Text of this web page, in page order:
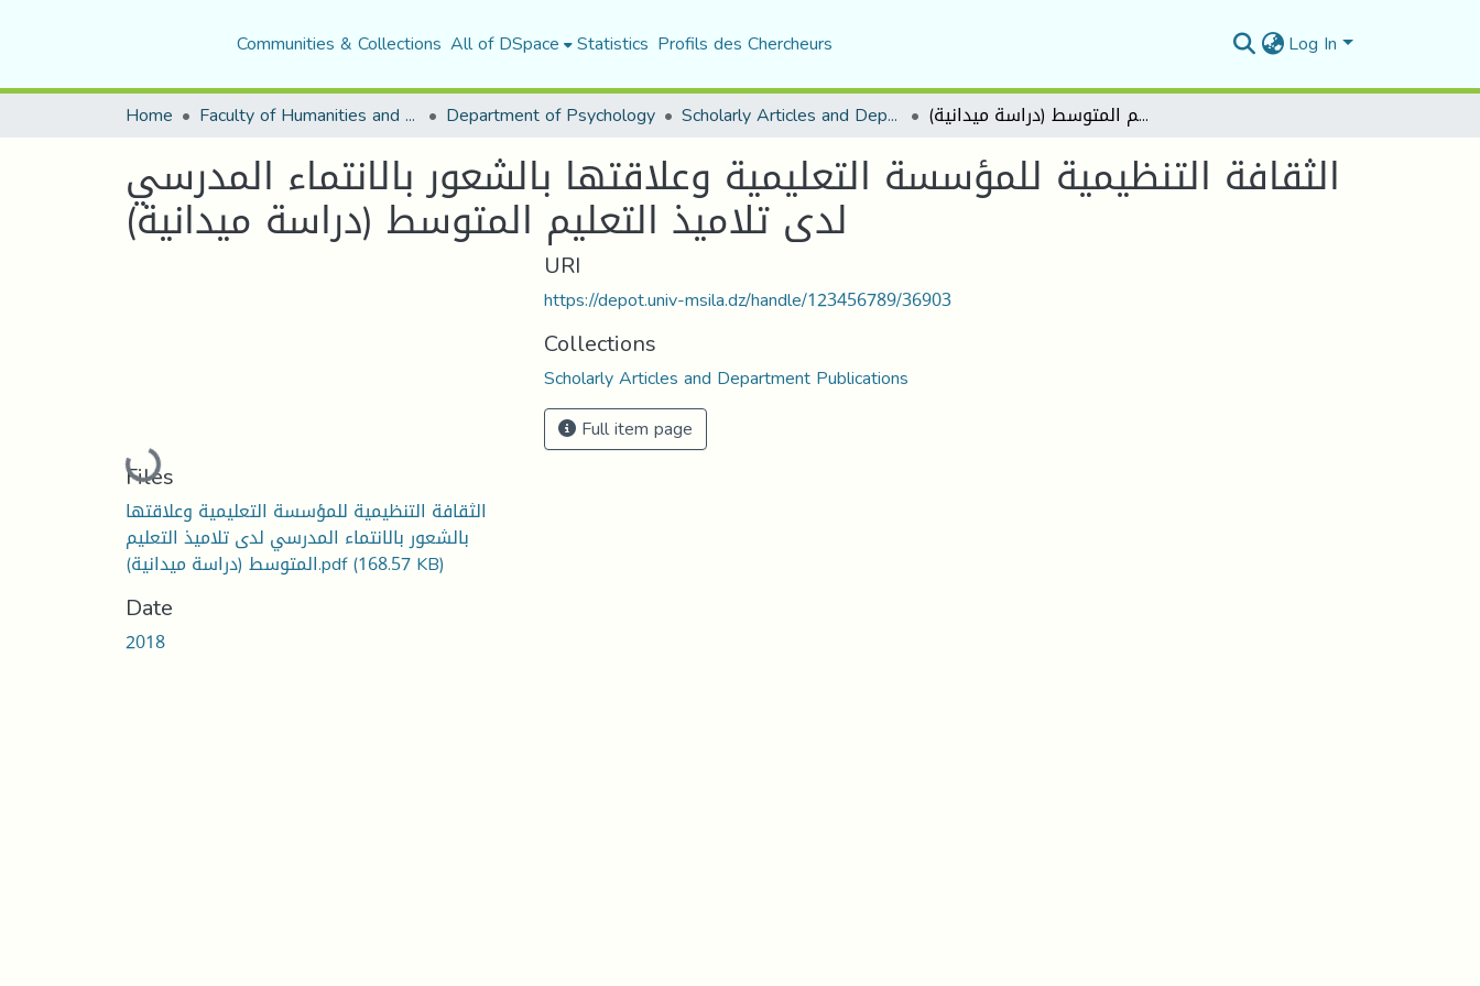
Communities & Collections All of DSpace Statistics Profils des Chercheurs Log In
Home Faculty of Humanities and Social Sciences Department of Psychology Scholarly Articles and Department Publications الثقافة التنظيمية للمؤسسة التعليمية وعلاقتها بالشعور بالانتماء المدرسي لدى تلاميذ التعليم المتوسط (دراسة ميدانية)
الثقافة التنظيمية للمؤسسة التعليمية وعلاقتها بالشعور بالانتماء المدرسي
لدى تلاميذ التعليم المتوسط (دراسة ميدانية)
Loading...
Files
الثقافة التنظيمية للمؤسسة التعليمية وعلاقتها
بالشعور بالانتماء المدرسي لدى تلاميذ التعليم
المتوسط (دراسة ميدانية).pdf(168.57 KB)
Date
2018
URI
https://depot.univ-msila.dz/handle/123456789/36903
Collections
Scholarly Articles and Department Publications
Full item page